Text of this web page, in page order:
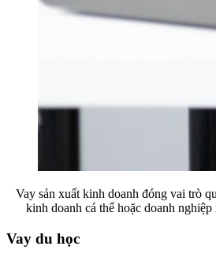
Vay sản xuất kinh doanh đóng vai trò
kinh doanh cá thể hoặc doanh
Vay du học